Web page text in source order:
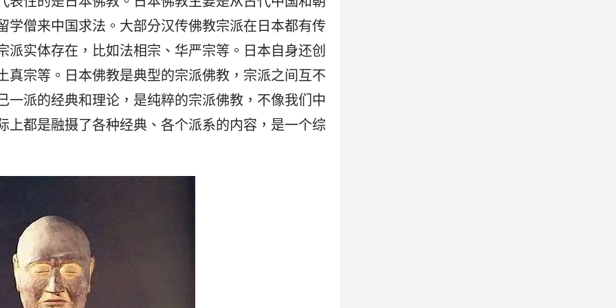
学僧来中国求法。大部分汉传佛教宗派在日本都有传
实体存在，比如法相宗、华严宗等。日本自身还创
真宗等。日本佛教是典型的宗派佛教，宗派之间互不
一派的经典和理论，是纯粹的宗派佛教，不像我们中
上都是融摄了各种经典、各个派系的内容，是一个综